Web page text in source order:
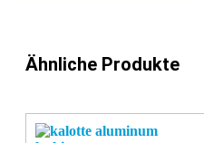
Menge
Ähnliche Produkte